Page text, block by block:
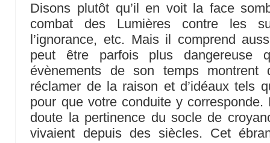
Disons plutôt qu’il en voit la face
combat des Lumières contre les
l’ignorance, etc. Mais il comprend
peut être parfois plus
évènements de son temps
réclamer de la raison et d’idéaux tels
pour que votre conduite y
doute la pertinence du socle de
vivaient depuis des siècles. Cet